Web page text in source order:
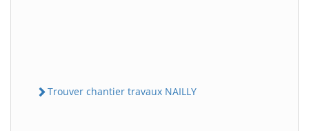
Trouver chantier travaux NAILLY